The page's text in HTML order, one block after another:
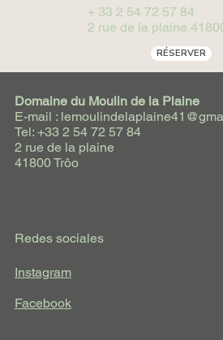
+ 33 2 54 72 57 84
2 rue de la plaine
RÉSERVER
Domaine du Moulin de la Plaine
E-mail :
Tel: +33 2 54 72 57 84
2 rue de la plaine
41800 Trôo
Redes sociales
Instagram
Facebook